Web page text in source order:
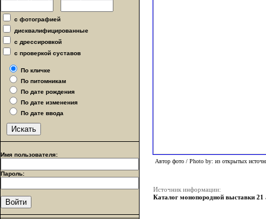
с фотографией
дисквалифицированные
с дрессировкой
с проверкой суставов
По кличке
По питомникам
По дате рождения
По дате изменения
По дате ввода
Имя пользователя:
Пароль:
Автор фото / Photo by: из открытых
Источник информации:
Каталог монопородной выставки